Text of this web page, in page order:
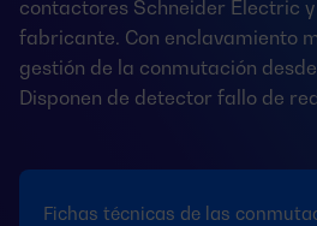
contactores Schneider Electric
fabricante. Con enclavamiento
gestión de la conmutación
Disponen de detector fallo de
Fichas técnicas de las